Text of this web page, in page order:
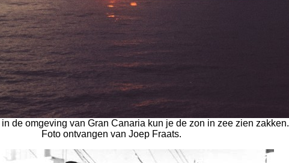
in de omgeving van Gran Canaria kun je de zon in zee zien zakken.
Foto ontvangen van Joep Fraats.